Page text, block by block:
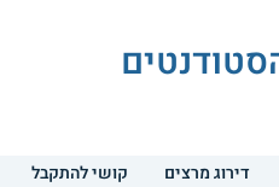
דירוג מרצים קושי להתקבל